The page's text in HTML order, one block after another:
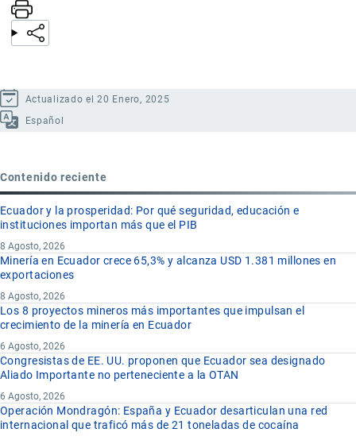
Actualizado el 20 Enero, 2025
Español
Contenido reciente
Ecuador y la prosperidad: Por qué seguridad, educación e
instituciones importan más que el PIB
8 Agosto, 2026
Minería en Ecuador crece 65,3% y alcanza USD 1.381 millones en
exportaciones
8 Agosto, 2026
Los 8 proyectos mineros más importantes que impulsan el
crecimiento de la minería en Ecuador
6 Agosto, 2026
Congresistas de EE. UU. proponen que Ecuador sea designado
Aliado Importante no perteneciente a la OTAN
6 Agosto, 2026
Operación Mondragón: España y Ecuador desarticulan una red
internacional que traficó más de 21 toneladas de cocaína